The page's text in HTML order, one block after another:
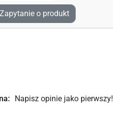
Zapytanie o produkt
Napisz opinie jako pierwszy!